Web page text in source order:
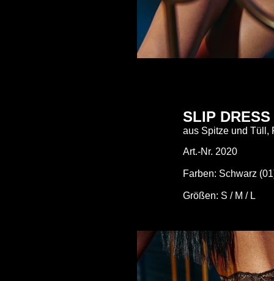
SLIP DRESS
aus Spitze und Tüll,
Art.-Nr. 2020
Farben: Schwarz
Größen: S / M / L